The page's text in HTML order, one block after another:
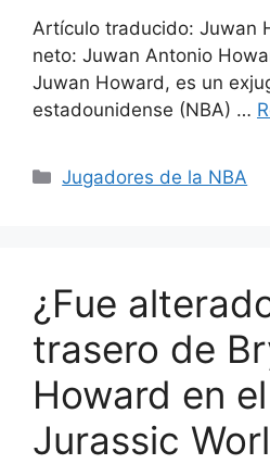
Artículo traducido: Juwan
neto: Juwan Antonio
Juwan Howard, es un
estadounidense (NBA) …
Categories
Jugadores de la NBA
¿Fue
trasero de
Howard en
Jurassic